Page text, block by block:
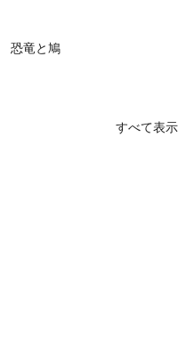
恐竜と鳩
すべて表示